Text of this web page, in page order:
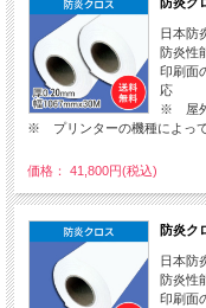
日本防
防炎性
印刷面
応
※ 屋外
※ プリンターの機種によって
価格： 41,800円(税込)
防炎
日本防
防炎性
印刷面